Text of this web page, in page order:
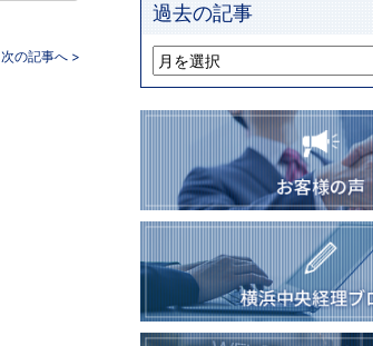
次の記事へ >
過去の記事